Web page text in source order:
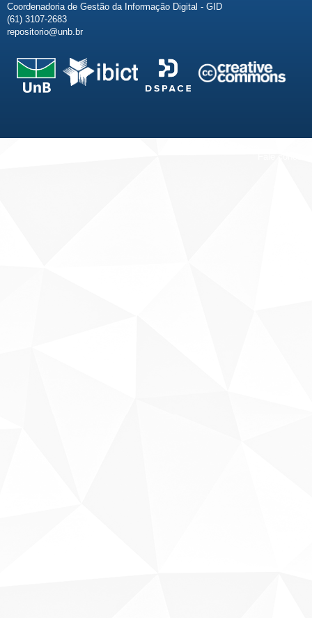
Coordenadoria de Gestão da Informação Digital - GID
(61) 3107-2683
repositorio@unb.br